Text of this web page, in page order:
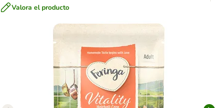
Valora el producto